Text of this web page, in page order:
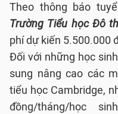
Theo thông báo
Trường Tiểu học Đô
phí dự kiến 5.500.000
Đối với những học
sung nâng cao các
tiểu học Cambridge,
đồng/tháng/học